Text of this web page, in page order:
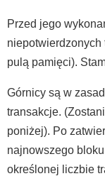
Przed jego
pulą pamięci).
Górnicy są w
transakcje.
poniżej). Po
najnowszego
określonej liczbie